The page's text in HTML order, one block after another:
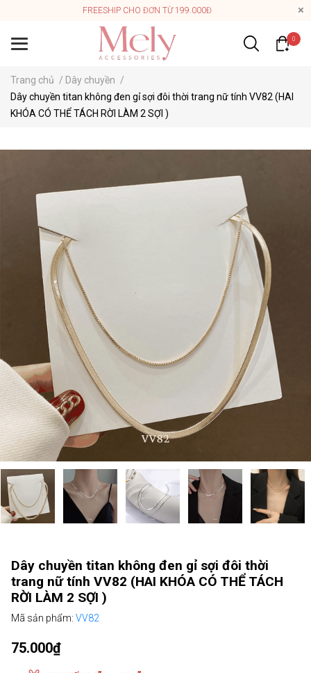
FREESHIP CHO ĐƠN TỪ 199.000Đ
0
Trang chủ / Dây chuyền /
Dây chuyền titan không đen gỉ sợi đôi thời trang nữ tính VV82 (HAI
KHÓA CÓ THỂ TÁCH RỜI LÀM 2 SỢI )
Dây chuyền titan không đen gỉ sợi đôi thời
trang nữ tính VV82 (HAI KHÓA CÓ THỂ TÁCH
RỜI LÀM 2 SỢI )
Mã sản phẩm: VV82
75.000₫